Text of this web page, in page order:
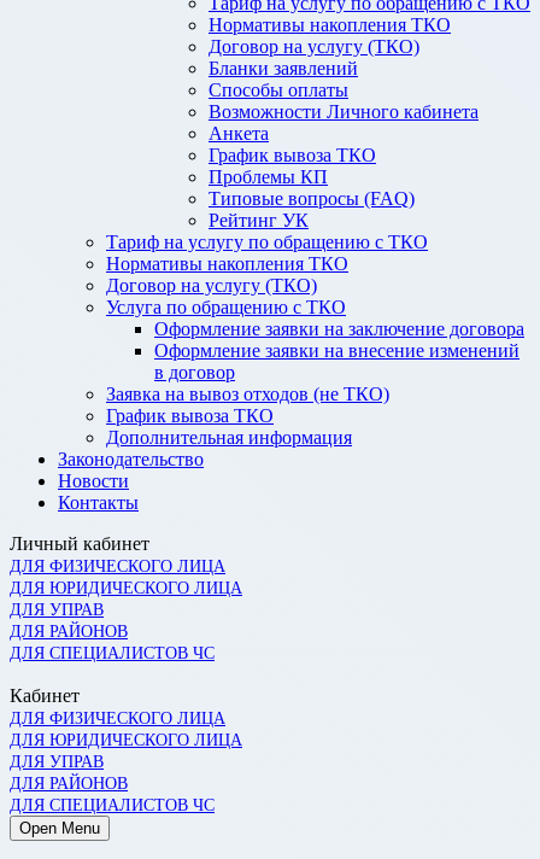
Нормативы накопления ТКО
Договор на услугу (ТКО)
Бланки заявлений
Способы оплаты
Возможности Личного кабинета
Анкета
График вывоза ТКО
Проблемы КП
Типовые вопросы (FAQ)
Рейтинг УК
Тариф на услугу по обращению с ТКО
Нормативы накопления ТКО
Договор на услугу (ТКО)
Услуга по обращению с ТКО
Оформление заявки на заключение договора
Оформление заявки на внесение изменений
в договор
Заявка на вывоз отходов (не ТКО)
График вывоза ТКО
Дополнительная информация
Законодательство
Новости
Контакты
Личный кабинет
ДЛЯ ФИЗИЧЕСКОГО ЛИЦА
ДЛЯ ЮРИДИЧЕСКОГО ЛИЦА
ДЛЯ УПРАВ
ДЛЯ РАЙОНОВ
ДЛЯ СПЕЦИАЛИСТОВ ЧС
Кабинет
ДЛЯ ФИЗИЧЕСКОГО ЛИЦА
ДЛЯ ЮРИДИЧЕСКОГО ЛИЦА
ДЛЯ УПРАВ
ДЛЯ РАЙОНОВ
ДЛЯ СПЕЦИАЛИСТОВ ЧС
Open Menu